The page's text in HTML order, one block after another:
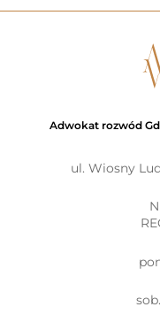
Adwokat rozwód
ul. Wiosny